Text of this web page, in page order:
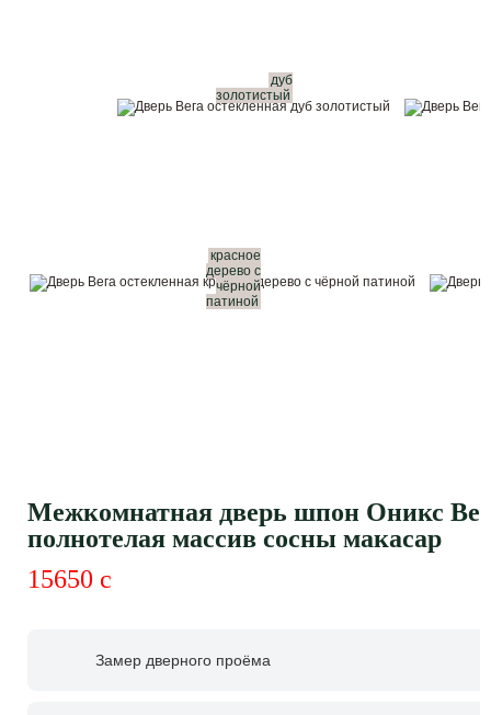
дуб
золотистый
красное
дерево с
чёрной
патиной
Межкомнатная дверь шпон Оникс
полнотелая массив сосны макасар
15650 c
Замер дверного проёма